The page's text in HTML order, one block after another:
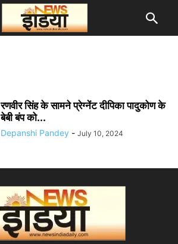
रणवीर सिंह के सामने प्रेग्नेंट दीपिका पादुकोण के
बेबी बंप को...
Depanshi Pandey - July 10, 2024